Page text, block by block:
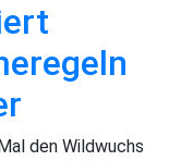
den Wildwuchs